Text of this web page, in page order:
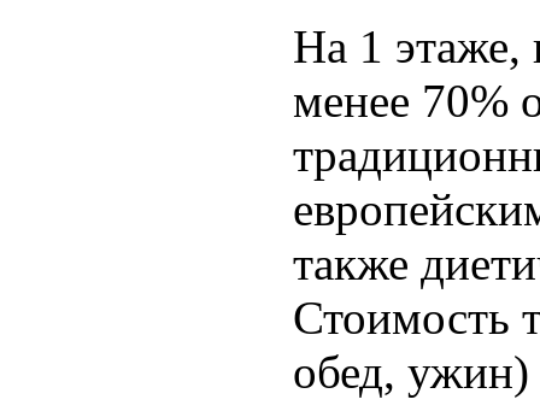
На 1 этаже,
менее 70%
также
Стоимость
обед, ужин)